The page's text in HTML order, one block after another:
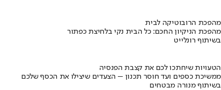
מהפכת הרובוטיקה לבית
מהפכת הניקיון החכם: כל הבית נקי בלחיצת כפתור
בשיתוף רונלייט
הטעויות שיחתכו לכם את קצבת הפנסיה
ממשיכת כספים ועד חוסר תכנון – הצעדים שיצילו את הכסף שלכם
בשיתוף מנורה מבטחים